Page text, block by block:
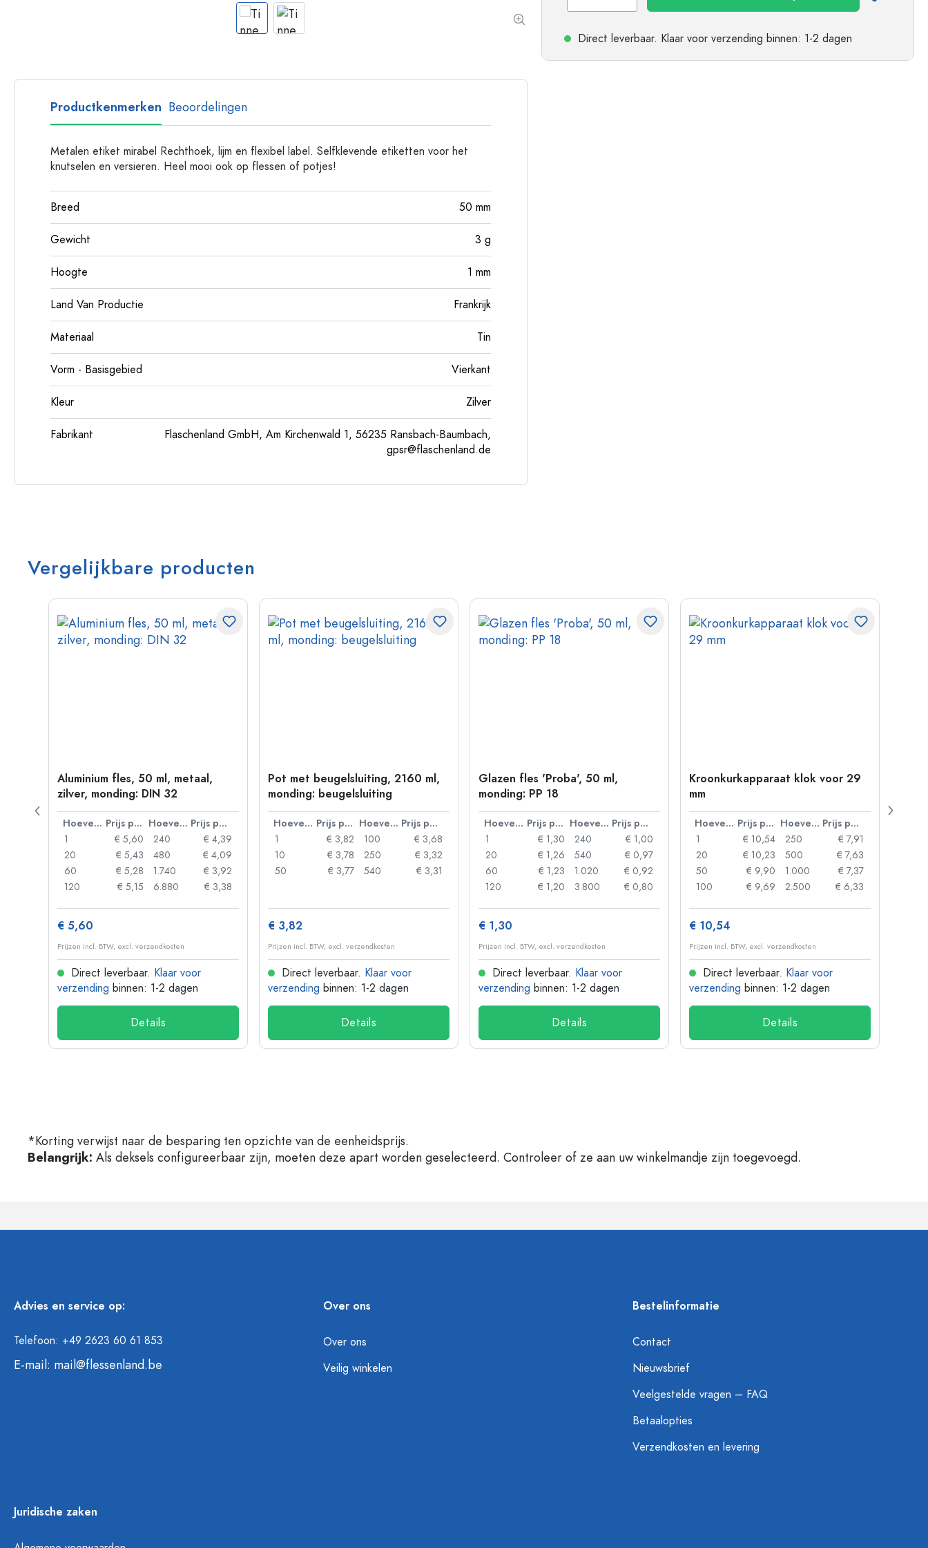
Direct leverbaar. Klaar voor verzending binnen: 1-2 dagen
Productkenmerken Beoordelingen
Metalen etiket mirabel Rechthoek, lijm en flexibel label. Selfklevende etiketten voor het
knutselen en versieren. Heel mooi ook op flessen of potjes!
Breed 50 mm
Gewicht 3 g
Hoogte 1 mm
Land Van Productie Frankrijk
Materiaal Tin
Vorm - Basisgebied Vierkant
Kleur Zilver
Fabrikant
Flaschenland GmbH, Am Kirchenwald 1, 56235 Ransbach-Baumbach,
gpsr@flaschenland.de
Vergelijkbare producten
Aluminium fles, 50 ml, metaal,
zilver, monding: DIN 32
Hoeveelheid Prijs per eenheid Hoeveelheid
Prijs per eenheid
1
€ 5,60
20
€ 5,43
60
€ 5,28
120
€ 5,15
240
€ 4,39
480
€ 4,09
1.740
€ 3,92
6.880
€ 3,38
€ 5,60
Prijzen incl. BTW, excl. verzendkosten
Direct leverbaar. Klaar voor
verzending binnen: 1-2 dagen
Details
Pot met beugelsluiting, 2160 ml,
monding: beugelsluiting
Hoeveelheid Prijs per eenheid Hoeveelheid
Prijs per eenheid
1
€ 3,82
10
€ 3,78
50
€ 3,77
100
€ 3,68
250
€ 3,32
540
€ 3,31
€ 3,82
Prijzen incl. BTW, excl. verzendkosten
Direct leverbaar. Klaar voor
verzending binnen: 1-2 dagen
Details
Glazen fles 'Proba', 50 ml,
monding: PP 18
Hoeveelheid Prijs per eenheid Hoeveelheid
Prijs per eenheid
1
€ 1,30
20
€ 1,26
60
€ 1,23
120
€ 1,20
240
€ 1,00
540
€ 0,97
1.020
€ 0,92
3.800
€ 0,80
€ 1,30
Prijzen incl. BTW, excl. verzendkosten
Direct leverbaar. Klaar voor
verzending binnen: 1-2 dagen
Details
Kroonkurkapparaat klok voor 29
mm
Hoeveelheid Prijs per eenheid Hoeveelheid
Prijs per eenheid
1
€ 10,54
20
€ 10,23
50
€ 9,90
100
€ 9,69
250
€ 7,91
500
€ 7,63
1.000
€ 7,37
2.500
€ 6,33
€ 10,54
Prijzen incl. BTW, excl. verzendkosten
Direct leverbaar. Klaar voor
verzending binnen: 1-2 dagen
Details
*Korting verwijst naar de besparing ten opzichte van de eenheidsprijs.
Belangrijk: Als deksels configureerbaar zijn, moeten deze apart worden geselecteerd. Controleer of ze aan uw winkelmandje zijn toegevoegd.
Advies en service op:
Telefoon: +49 2623 60 61 853
E-mail: mail@flessenland.be
Over ons
Over ons
Veilig winkelen
Bestelinformatie
Contact
Nieuwsbrief
Veelgestelde vragen – FAQ
Betaalopties
Verzendkosten en levering
Juridische zaken